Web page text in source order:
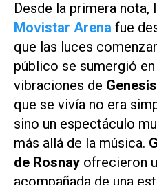
Desde la primera nota,
Movistar Arena fue
que las luces
público se sumergió
vibraciones de Genesis
que se vivía no era
sino un espectáculo
más allá de la música.
de Rosnay ofrecieron